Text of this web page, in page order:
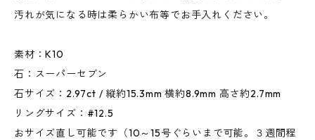
汚れが気になる時は柔らかい布等でお手入れください。
素材：K10
石：スーパーセブン
石サイズ：2.97ct / 縦約15.3mm 横約8.9mm 高さ約2.7mm
リングサイズ：#12.5
おサイズ直し可能です（10～15号ぐらいまで可能。３週間程